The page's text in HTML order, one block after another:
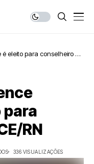
eleito para conselheiro do
para
RN
336 VISUALIZAÇÕES